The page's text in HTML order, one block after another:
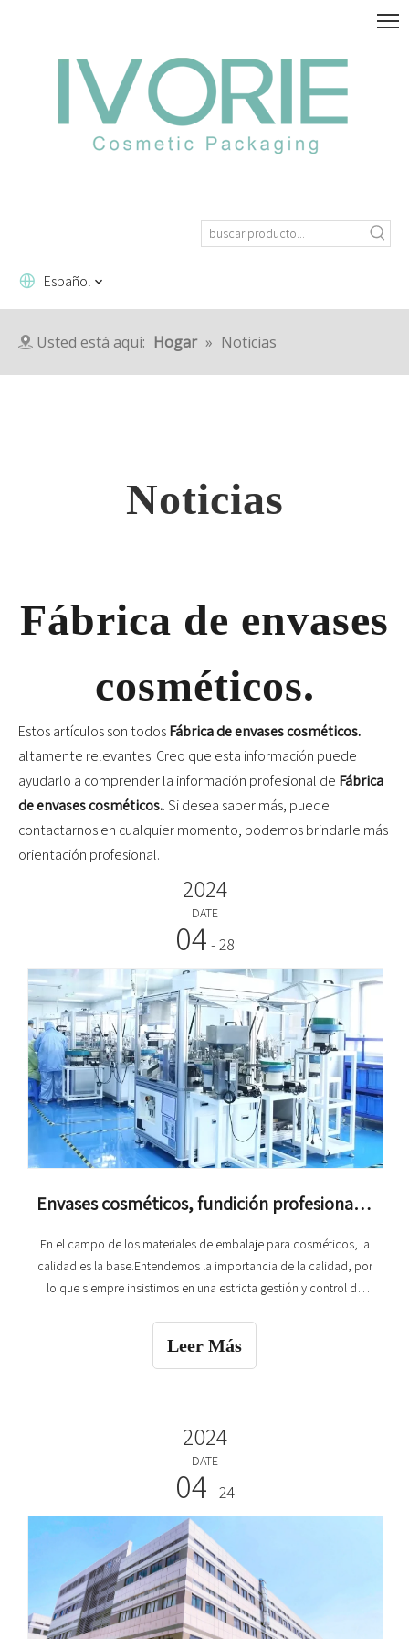
Español
Usted está aquí: Hogar » Noticias
Noticias
Fábrica de envases
cosméticos.
Estos artículos son todosFábrica de envases cosméticos.
altamente relevantes. Creo que esta información puede
ayudarlo a comprender la información profesional de Fábrica
de envases cosméticos.. Si desea saber más, puede
contactarnos en cualquier momento, podemos brindarle más
orientación profesional.
2024
DATE
04 - 28
Envases cosméticos, fundición profesional en fábrica de excelente calidad.
En el campo de los materiales de embalaje para cosméticos, la
calidad es la base.Entendemos la importancia de la calidad, por
lo que siempre insistimos en una estricta gestión y control de
y nuestro equipo técnico, estamos ab
Leer Más
2024
DATE
04 - 24